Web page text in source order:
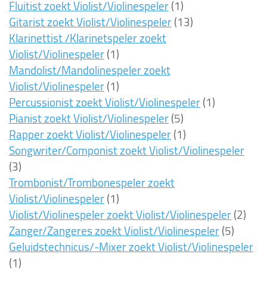
Fluitist zoekt Violist/Violinespeler(1)
Gitarist zoekt Violist/Violinespeler(13)
Klarinettist /Klarinetspeler zoekt
Violist/Violinespeler(1)
Mandolist/Mandolinespeler zoekt
Violist/Violinespeler(1)
Percussionist zoekt Violist/Violinespeler(1)
Pianist zoekt Violist/Violinespeler(5)
Rapper zoekt Violist/Violinespeler(1)
Songwriter/Componist zoekt Violist/Violinespeler
(3)
Trombonist/Trombonespeler zoekt
Violist/Violinespeler(1)
Violist/Violinespeler zoekt Violist/Violinespeler(2)
Zanger/Zangeres zoekt Violist/Violinespeler(5)
Geluidstechnicus/-Mixer zoekt Violist/Violinespeler
(1)